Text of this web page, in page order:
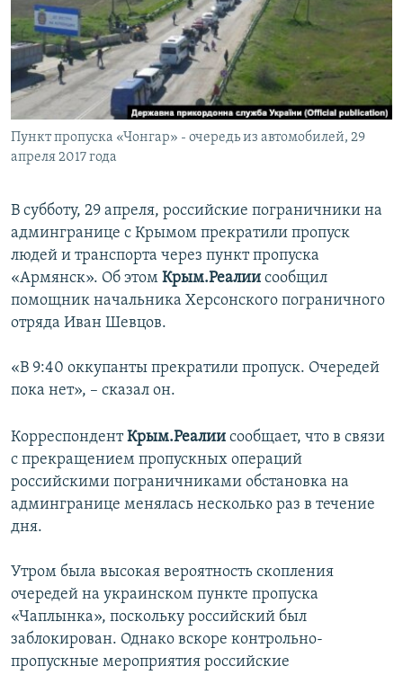
ПОБЕДИТЕЛЕЙ НЕ СУДЯТ?
КРЫМ.НЕПОКОРЕННЫЙ
ELIFBE
УКРАИНСКАЯ ПРОБЛЕМА КРЫМА
ПРИСОЕДИНЯЙТЕСЬ!
Все сайты RFE/RL
Пункт пропуска «Чонгар» - очередь из автомобилей, 29
апреля 2017 года
В субботу, 29 апреля, российские пограничники на
админгранице с Крымом прекратили пропуск
людей и транспорта через пункт пропуска
«Армянск». Об этом Крым.Реалии сообщил
помощник начальника Херсонского пограничного
отряда Иван Шевцов.
«В 9:40 оккупанты прекратили пропуск. Очередей
пока нет», – сказал он.
КорреспондентКрым.Реалии сообщает, что в связи
с прекращением пропускных операций
российскими пограничниками обстановка на
админгранице менялась несколько раз в течение
дня.
Утром была высокая вероятность скопления
очередей на украинском пункте пропуска
«Чаплынка», поскольку российский был
заблокирован. Однако вскоре контрольно-
пропускные мероприятия российские